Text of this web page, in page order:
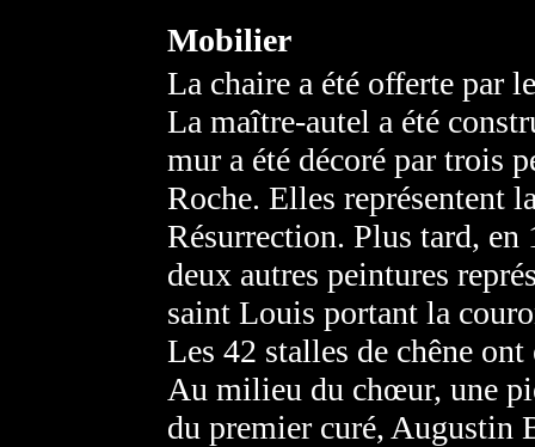
Mobilier
La chaire a été offerte par
La maître-autel a été
mur a été décoré par trois
Roche. Elles représentent
Résurrection. Plus tard, en
deux autres peintures
saint Louis portant la
Les 42 stalles de chêne
Au milieu du chœur, une
du premier curé, Augustin